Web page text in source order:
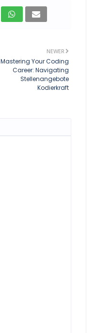
NEWER
Mastering Your Coding
Career: Navigating
Stellenangebote
Kodierkraft